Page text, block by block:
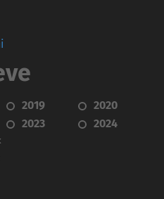
2019
2020
2023
2024